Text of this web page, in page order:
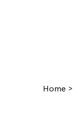
Home >